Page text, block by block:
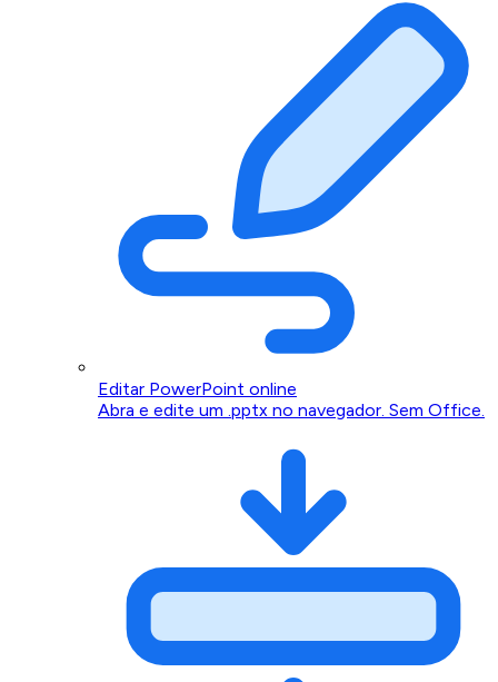
Editar PowerPoint online
Abra e edite um .pptx no navegador. Sem Office.